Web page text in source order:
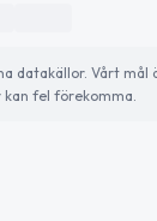
datakällor. Vårt
fel förekomma.